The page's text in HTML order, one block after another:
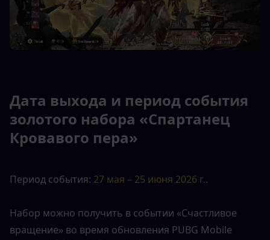
Дата выхода и период события
золотого набора «Спартанец
Кровавого пера»
Период события: 27 мая – 25 июня 2026 г..
Набор можно получить в событии «Счастливое
вращение» во время обновления PUBG Mobile